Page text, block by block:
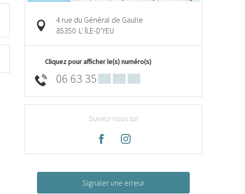
4 rue du Général de Gaulle
85350 L' ÎLE-D'YEU
Cliquez pour afficher le(s) numéro(s)
06 63 35▒▒ ▒▒ ▒▒
Suivez-nous sur
Signaler une erreur